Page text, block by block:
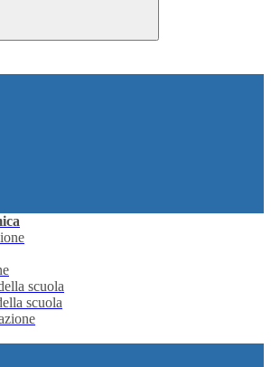
scuola
scuola